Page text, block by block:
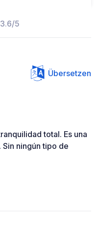
3.6/5
Übersetzen
total. Es una
ningún tipo de